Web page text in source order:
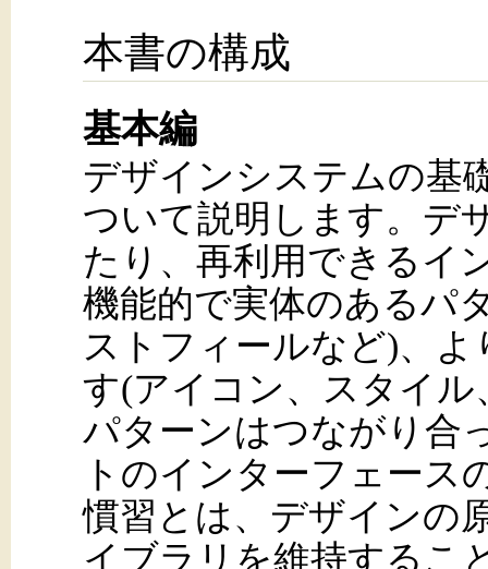
本書の構成
基本編
デザインシステムの基
ついて説明します。デ
たり、再利用できるイ
機能的で実体のあるパ
ストフィールなど)、
す(アイコン、スタイ
パターンはつながり合
トのインターフェース
慣習とは、デザインの
イブラリを維持するこ